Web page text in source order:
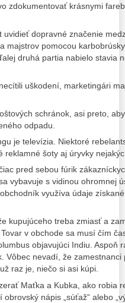
zdokumentovať krásnymi
dopravné značenie
majstrov pomocou
druhá partia nabielo stavia
uškodení, marketingári
schránok, asi preto,
odpadu.
je televízia. Niektoré
reklamné šoty aj úryvky
pred sebou fúrik
vybavuje s vidinou ohromnej
využíva údaje
kupujúceho treba zmiasť a
v obchode sa musí čím
objavujúci Indiu. Aspoň
Vôbec nevadí, že
raz je, niečo si asi kúpi.
Maťka a Kubka, ako robia
nápis „súťaž“ alebo